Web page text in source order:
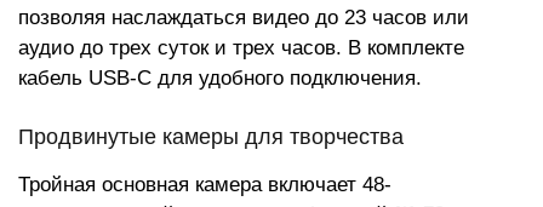
позволяя наслаждаться видео до 23 часов или
аудио до трех суток и трех часов. В комплекте
кабель USB-C для удобного подключения.
Продвинутые камеры для творчества
Тройная основная камера включает 48-